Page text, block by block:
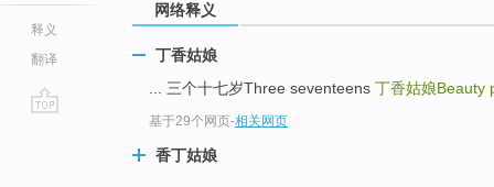
释义
翻译
网络释义
丁香姑娘
... 三个十七岁Three seventeens 丁香姑娘Beauty
基于29个网页-相关网页
香丁姑娘